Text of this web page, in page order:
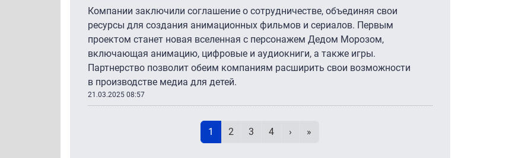
Компании заключили соглашение о сотрудничестве, объединяя свои
ресурсы для создания анимационных фильмов и сериалов. Первым
проектом станет новая вселенная с персонажем Дедом Морозом,
включающая анимацию, цифровые и аудиокниги, а также игры.
Партнерство позволит обеим компаниям расширить свои возможности
в производстве медиа для детей.
21.03.2025 08:57
Текущая страница
1 Page
2 Page
3 Page
4 Следующая страница
› Последняя страница
»